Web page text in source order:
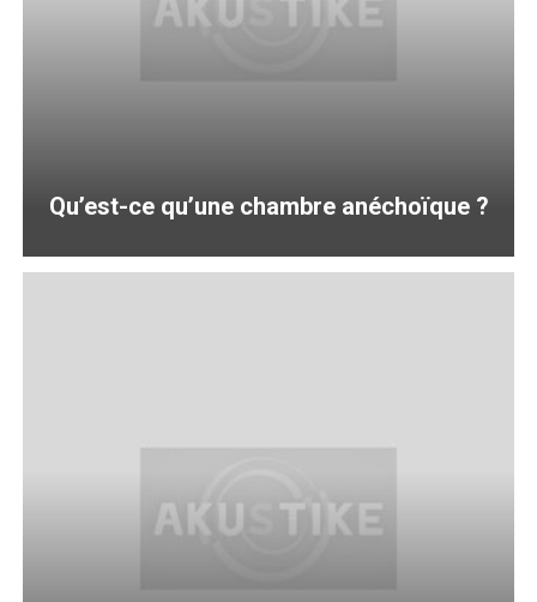
Qu’est-ce qu’une chambre anéchoïque ?